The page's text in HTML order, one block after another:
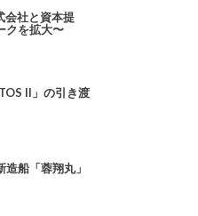
社と資本提
クを拡大〜
II」の引き渡
船「蓉翔丸」